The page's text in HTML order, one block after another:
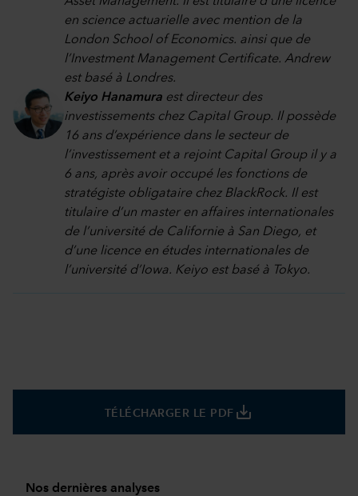
en science actuarielle avec mention de la
London School of Economics. ainsi que de
l’Investment Management Certificate. Andrew
est basé à Londres.
Keiyo Hanamura est directeur des
investissements chez Capital Group. Il possède
16 ans d’expérience dans le secteur de
l’investissement et a rejoint Capital Group il y a
6 ans, après avoir occupé les fonctions de
stratégiste obligataire chez BlackRock. Il est
titulaire d’un master en affaires internationales
de l’université de Californie à San Diego, et
d’une licence en études internationales de
l’université d’Iowa. Keiyo est basé à Tokyo.
TÉLÉCHARGER LE PDF save_alt
Nos dernières analyses